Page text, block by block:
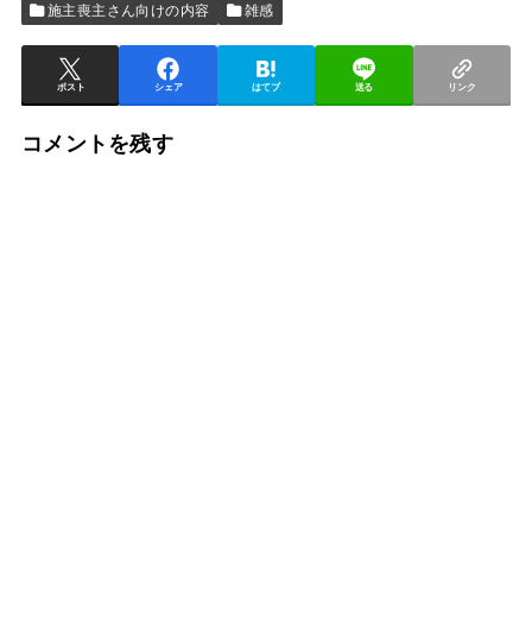
施主喪主さん向けの内容 雑感
ポスト シェア はてブ 送る リンク
コメントを残す